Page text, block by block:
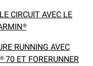
CIRCUIT AVEC LE
RUNNING AVEC
70 ET FORERUNNER